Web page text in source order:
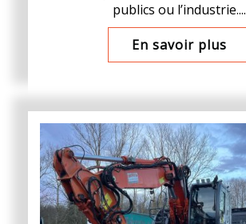
publics ou l’industrie....
En savoir plus